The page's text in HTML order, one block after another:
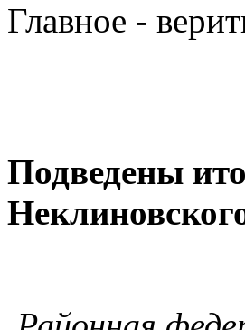
Главное -
Подведены